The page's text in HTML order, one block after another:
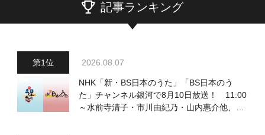
記事ランキング
2026.08.07
NHK「新・BS日本のうた」「BS日本のう
た」チャンネル銀河で8月10日放送！ 11:00
～水前寺清子・市川由紀乃・山内惠介他、